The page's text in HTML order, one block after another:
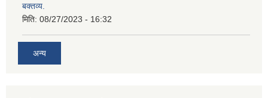
बक्तव्य.
मिति: 08/27/2023 - 16:32
अन्य